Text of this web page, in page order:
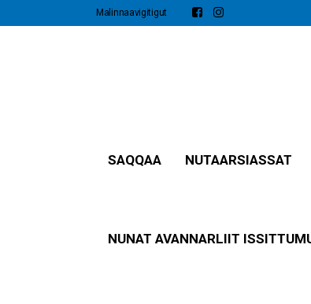
Malinnaavigitigut
SAQQAA NUTAARSIASSAT​
NUNAT AVANNARLIIT